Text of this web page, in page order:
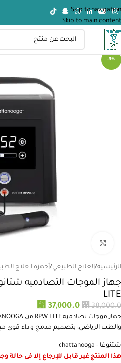
Skip to navigation
Skip to main content
-3%
الرئيسية/العلاج الطبيعي/أجهزة العلاج
LITE
⃁38,000.0
⃁ 37,000.0
والطب الرياضي، بتصميم مدمج وأداء قوي
شتنوغا - chattanooga
هذا المنتج غير قابل للإرجاع إلا فى